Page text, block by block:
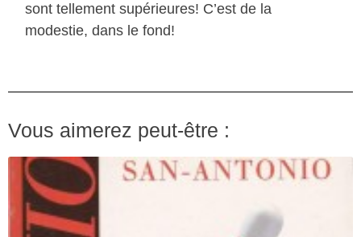
sont tellement supérieures! C’est de la
modestie, dans le fond!
Vous aimerez peut-être :